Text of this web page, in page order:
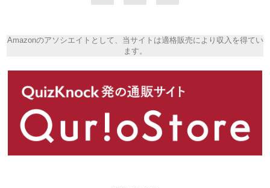
Amazonのアソシエイトとして、当サイトは適格販売により収入を得てい
ます。